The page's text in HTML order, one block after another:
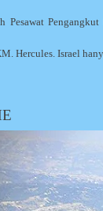
Pesawat
Hercules. Israel